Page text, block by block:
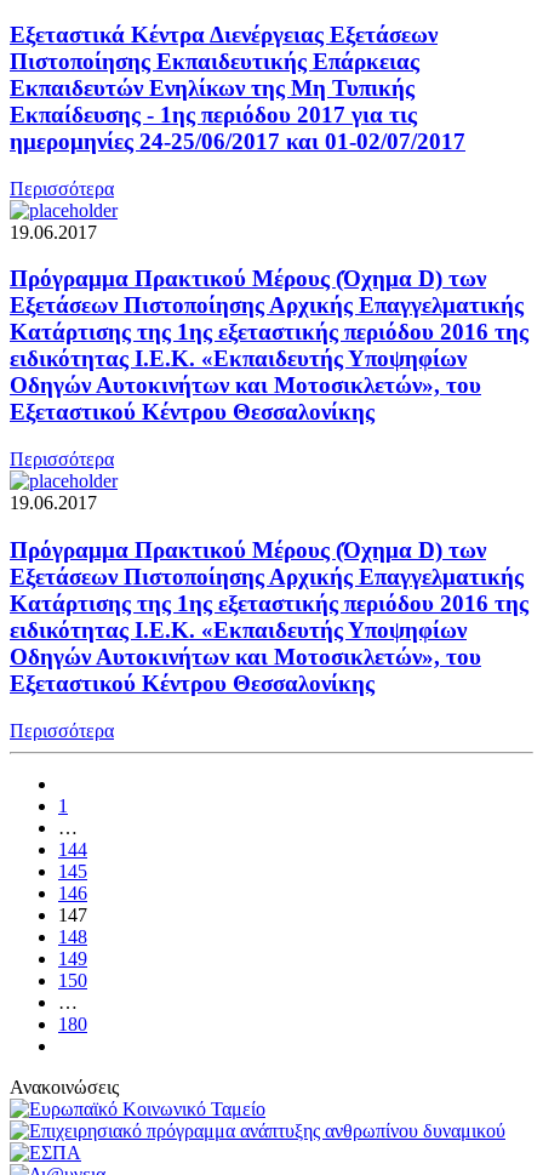
Εξεταστικά Κέντρα Διενέργειας Εξετάσεων
Πιστοποίησης Εκπαιδευτικής Επάρκειας
Εκπαιδευτών Ενηλίκων της Μη Τυπικής
Εκπαίδευσης - 1ης περιόδου 2017 για τις
ημερομηνίες 24-25/06/2017 και 01-02/07/2017
Περισσότερα
19.06.2017
Πρόγραμμα Πρακτικού Μέρους (Όχημα D) των
Εξετάσεων Πιστοποίησης Αρχικής Επαγγελματικής
Κατάρτισης της 1ης εξεταστικής περιόδου 2016 της
ειδικότητας Ι.Ε.Κ. «Εκπαιδευτής Υποψηφίων
Οδηγών Αυτοκινήτων και Μοτοσικλετών», του
Εξεταστικού Κέντρου Θεσσαλονίκης
Περισσότερα
19.06.2017
Πρόγραμμα Πρακτικού Μέρους (Όχημα D) των
Εξετάσεων Πιστοποίησης Αρχικής Επαγγελματικής
Κατάρτισης της 1ης εξεταστικής περιόδου 2016 της
ειδικότητας Ι.Ε.Κ. «Εκπαιδευτής Υποψηφίων
Οδηγών Αυτοκινήτων και Μοτοσικλετών», του
Εξεταστικού Κέντρου Θεσσαλονίκης
Περισσότερα
1
…
144
145
146
147
148
149
150
…
180
Ανακοινώσεις